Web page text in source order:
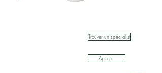
Trouver un spécialist
Aperçu